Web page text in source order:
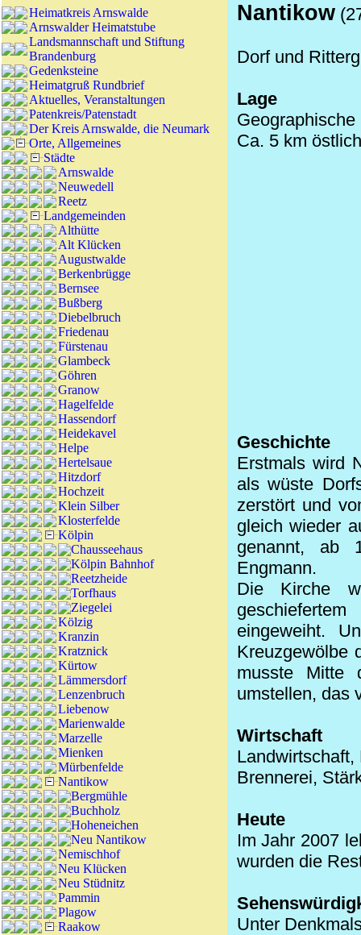
Heimatkreis Arnswalde
Arnswalder Heimatstube
Landsmannschaft und Stiftung
Brandenburg
Gedenksteine
Heimatgruß Rundbrief
Aktuelles, Veranstaltungen
Patenkreis/Patenstadt
Der Kreis Arnswalde, die Neumark
Orte, Allgemeines
Städte
Arnswalde
Neuwedell
Reetz
Landgemeinden
Althütte
Alt Klücken
Augustwalde
Berkenbrügge
Bernsee
Bußberg
Diebelbruch
Friedenau
Fürstenau
Glambeck
Göhren
Granow
Hagelfelde
Hassendorf
Heidekavel
Helpe
Hertelsaue
Hitzdorf
Hochzeit
Klein Silber
Klosterfelde
Kölpin
Chausseehaus
Kölpin Bahnhof
Reetzheide
Torfhaus
Ziegelei
Kölzig
Kranzin
Kratznick
Kürtow
Lämmersdorf
Lenzenbruch
Liebenow
Marienwalde
Marzelle
Mienken
Mürbenfelde
Nantikow
Bergmühle
Buchholz
Hoheneichen
Neu Nantikow
Nemischhof
Neu Klücken
Neu Stüdnitz
Pammin
Plagow
Raakow
Nantikow
Dorf und
Lage
Geographische
Ca. 5 km
Geschichte
Erstmals wird
als wüste
zerstört und
gleich wieder
genannt, ab
Engmann.
Die Kirche
eingeweiht.
Kreuzgewölbe
musste Mitte
umstellen, das
Wirtschaft
Landwirtschaft,
Brennerei,
Heute
Im Jahr 2007
wurden die
Unter